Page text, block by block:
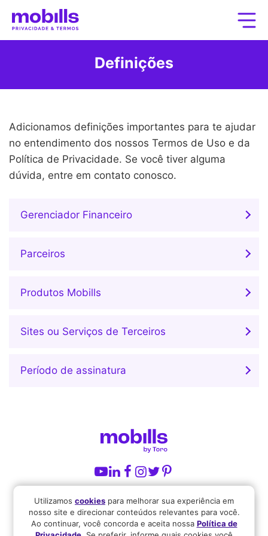
Definições
Adicionamos definições importantes para te ajudar
no entendimento dos nossos Termos de Uso e da
Política de Privacidade. Se você tiver alguma
dúvida, entre em contato conosco.
Gerenciador Financeiro
Parceiros
Produtos Mobills
Sites ou Serviços de Terceiros
Período de assinatura
Copyright © Mobills - Todos os direitos reservados.
Central de ajuda
Utilizamos cookies para melhorar sua experiência em
nosso site e direcionar conteúdos relevantes para você.
Ao continuar, você concorda e aceita nossa Política de